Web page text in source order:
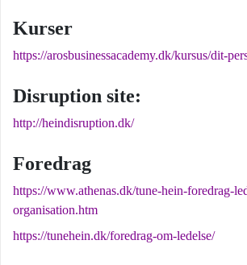
Kurser
https://arosbusinessacademy.dk/kursus/dit-
Disruption site:
http://heindisruption.dk/
Foredrag
https://www.athenas.dk/tune-hein-foredrag-
organisation.htm
https://tunehein.dk/foredrag-om-ledelse/